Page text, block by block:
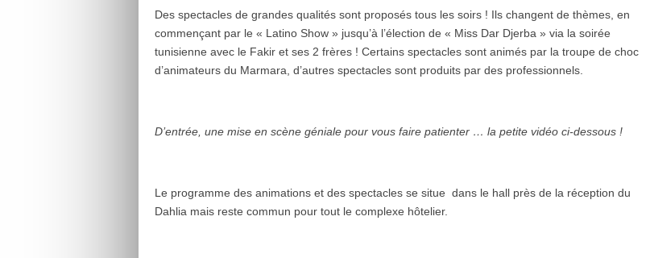
Des spectacles de grandes qualités sont proposés tous les soirs ! Ils changent de thèmes, en
commençant par le « Latino Show » jusqu’à l’élection de « Miss Dar Djerba » via la soirée
tunisienne avec le Fakir et ses 2 frères ! Certains spectacles sont animés par la troupe de choc
d’animateurs du Marmara, d’autres spectacles sont produits par des professionnels.
D’entrée, une mise en scène géniale pour vous faire patienter … la petite vidéo ci-dessous !
Le programme des animations et des spectacles se situe dans le hall près de la réception du
Dahlia mais reste commun pour tout le complexe hôtelier.